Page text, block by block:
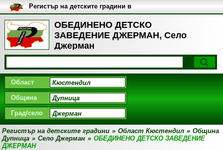
ОБЕДИНЕНО ДЕТСКО
ЗАВЕДЕНИЕ ДЖЕРМАН, Село
Джерман
Регистър на детските градини в
България
Област
Община
Град/село
Регистър на детските градини » Област Кюстендил » Община
Дупница » Село Джерман » ОБЕДИНЕНО ДЕТСКО ЗАВЕДЕНИЕ
ДЖЕРМАН